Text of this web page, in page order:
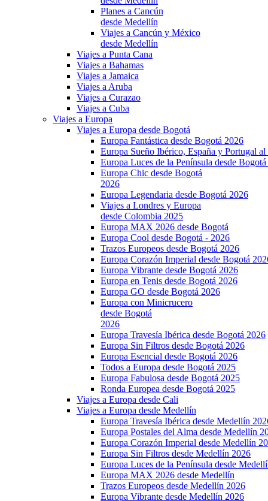
Planes a Cancún
desde Medellín
Viajes a Cancún y México
desde Medellín
Viajes a Punta Cana
Viajes a Bahamas
Viajes a Jamaica
Viajes a Aruba
Viajes a Curazao
Viajes a Cuba
Viajes a Europa
Viajes a Europa desde Bogotá
Europa Fantástica desde Bogotá 2026
Europa Sueño Ibérico, España y Portugal
Europa Luces de la Península desde
Europa Chic desde Bogotá
2026
Europa Legendaria desde Bogotá 2026
Viajes a Londres y Europa
desde Colombia 2025
Europa MAX 2026 desde Bogotá
Europa Cool desde Bogotá - 2026
Trazos Europeos desde Bogotá 2026
Europa Corazón Imperial desde Bogotá
Europa Vibrante desde Bogotá 2026
Europa en Tenis desde Bogotá 2026
Europa GO desde Bogotá 2026
Europa con Minicrucero
desde Bogotá
2026
Europa Travesía Ibérica desde Bogotá 2026
Europa Sin Filtros desde Bogotá 2026
Europa Esencial desde Bogotá 2026
Todos a Europa desde Bogotá 2025
Europa Fabulosa desde Bogotá 2025
Ronda Europea desde Bogotá 2025
Viajes a Europa desde Cali
Viajes a Europa desde Medellín
Europa Travesía Ibérica desde Medellín
Europa Postales del Alma desde Medellín
Europa Corazón Imperial desde Medellín
Europa Sin Filtros desde Medellín 2026
Europa Luces de la Península desde
Europa MAX 2026 desde Medellín
Trazos Europeos desde Medellín 2026
Europa Vibrante desde Medellín 2026